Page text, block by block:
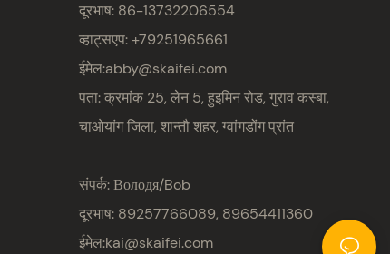
दूरभाष: 86-13732206554
व्हाट्सएप: +79251965661
ईमेल:abby@skaifei.com
पता:क्रमांक 25, लेन 5, हुइमिन रोड, गुराव कस्बा,
चाओयांग जिला, शान्तौ शहर, ग्वांगडोंग प्रांत
संपर्क: Володя/Bob
दूरभाष: 89257766089, 89654411360
ईमेल:kai@skaifei.com